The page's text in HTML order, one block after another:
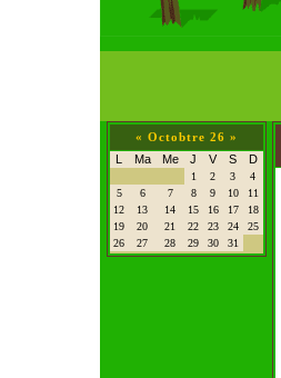
« Octobtre 26 »
L
Ma Me J V S D
1 2 3
4
5
6 7 8 9 10
11
12
13 14 15 16 17
18
19
20 21 22 23 24
25
26
27 28 29 30 31